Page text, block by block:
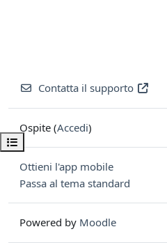
Apri indice del corso
Contatta il supporto
Ospite (Accedi)
Ottieni l'app mobile
Passa al tema standard
Powered by Moodle